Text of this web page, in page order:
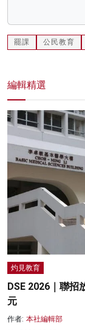
罷課 公民教育
編輯精選
灼見教育
DSE 2026｜聯招
元
作者: 本社編輯部